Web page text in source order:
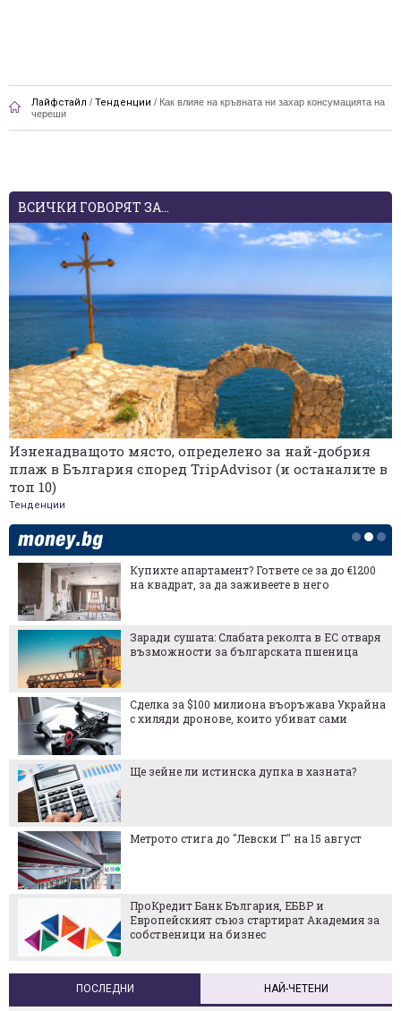
Лайфстайл / Тенденции / Как влияе на кръвната ни захар консумацията на
череши
ВСИЧКИ ГОВОРЯТ ЗА...
Изненадващото място, определено за най-добрия
плаж в България според TripAdvisor (и останалите в
топ 10)
Тенденции
Купихте апартамент? Гответе се за до €1200
на квадрат, за да заживеете в него
Заради сушата: Слабата реколта в ЕС отваря
възможности за българската пшеница
Сделка за $100 милиона въоръжава Украйна
с хиляди дронове, които убиват сами
Ще зейне ли истинска дупка в хазната?
Метрото стига до "Левски Г" на 15 август
ПроКредит Банк България, ЕБВР и
Европейският съюз стартират Академия за
собственици на бизнес
ПОСЛЕДНИ НАЙ-ЧЕТЕНИ